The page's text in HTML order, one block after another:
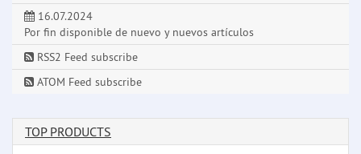
16.07.2024
Por fin disponible de nuevo y nuevos artículos
RSS2 Feed subscribe
ATOM Feed subscribe
TOP PRODUCTS